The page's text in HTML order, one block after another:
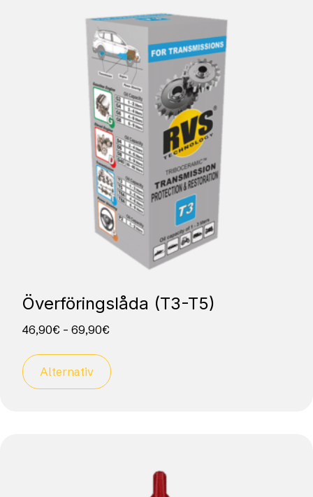
Överföringslåda (T3-T5)
46,90€ – 69,90€
Alternativ